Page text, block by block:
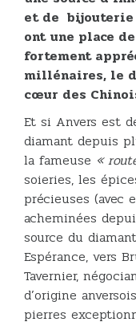
et de bijouterie
ont une place
fortement
millénaires, le
cœur des
Et si Anvers est
diamant depuis
la fameuse «
soieries, les
précieuses (avec
acheminées
source du
Espérance, vers
Tavernier,
d’origine
pierres